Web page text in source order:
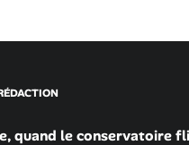
quand le conservatoire